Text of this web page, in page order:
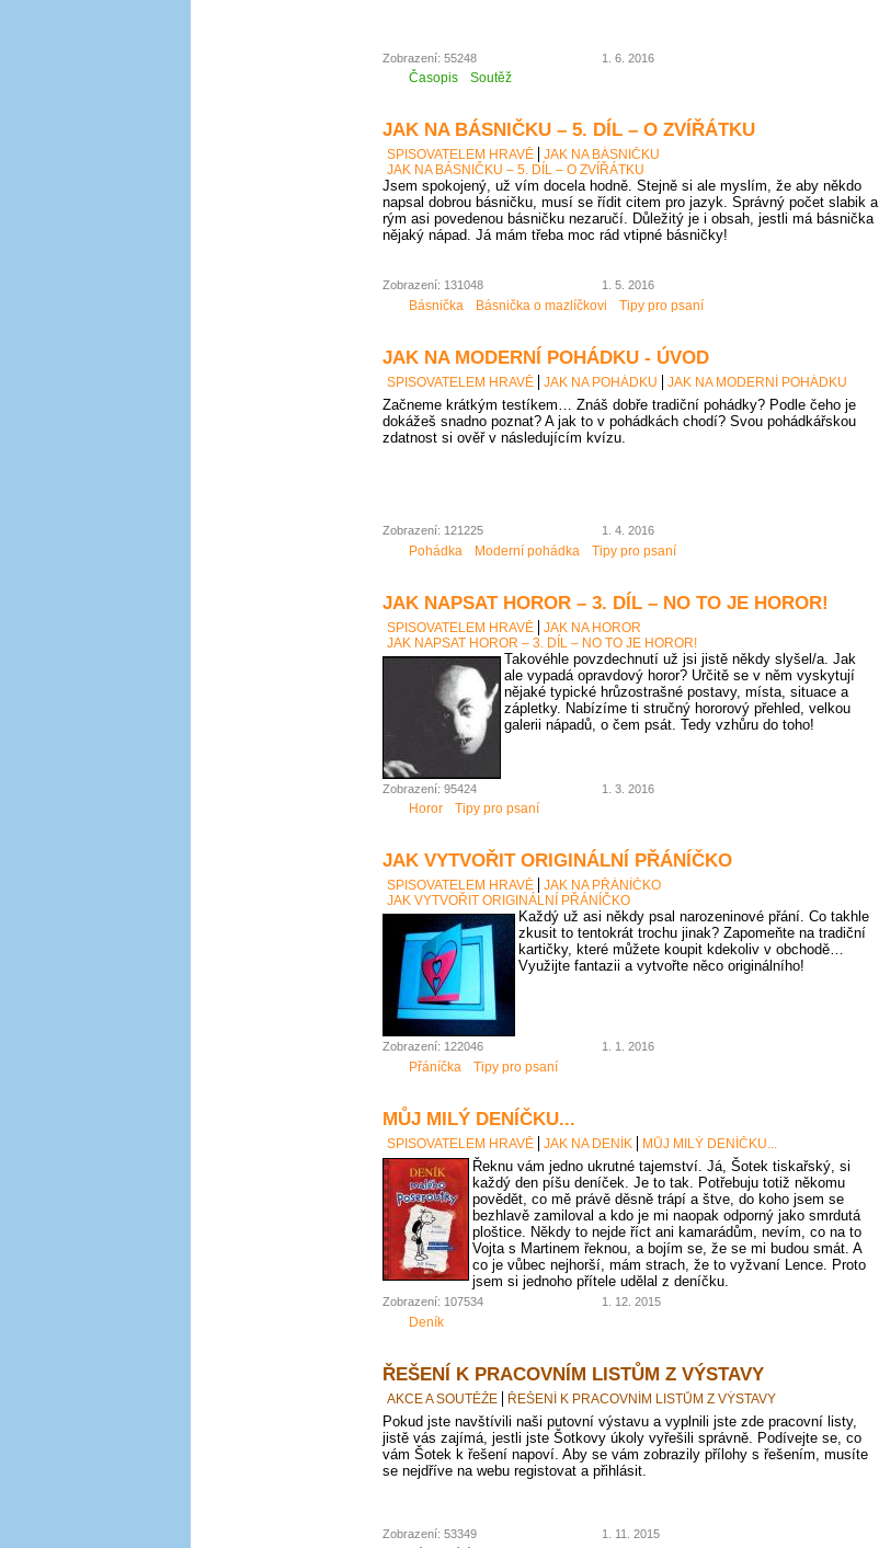
Zobrazení: 55248 1. 6. 2016
Časopis Soutěž
JAK NA BÁSNIČKU – 5. DÍL – O ZVÍŘÁTKU
SPISOVATELEM HRAVĚ
JAK NA BÁSNIČKU
JAK NA BÁSNIČKU – 5. DÍL – O ZVÍŘÁTKU
Jsem spokojený, už vím docela hodně. Stejně si ale myslím, že aby někdo
napsal dobrou básničku, musí se řídit citem pro jazyk. Správný počet slabik a
rým asi povedenou básničku nezaručí. Důležitý je i obsah, jestli má básnička
nějaký nápad. Já mám třeba moc rád vtipné básničky!
Zobrazení: 131048 1. 5. 2016
Básnička Básnička o mazlíčkovi Tipy pro psaní
JAK NA MODERNÍ POHÁDKU - ÚVOD
SPISOVATELEM HRAVĚ JAK NA POHÁDKU JAK NA MODERNÍ POHÁDKU
Začneme krátkým testíkem… Znáš dobře tradiční pohádky? Podle čeho je
dokážeš snadno poznat? A jak to v pohádkách chodí? Svou pohádkářskou
zdatnost si ověř v následujícím kvízu.
Zobrazení: 121225 1. 4. 2016
Pohádka Moderní pohádka Tipy pro psaní
JAK NAPSAT HOROR – 3. DÍL – NO TO JE HOROR!
SPISOVATELEM HRAVĚ
JAK NA HOROR
JAK NAPSAT HOROR – 3. DÍL – NO TO JE HOROR!
Takovéhle povzdechnutí už jsi jistě někdy slyšel/a. Jak
ale vypadá opravdový horor? Určitě se v něm vyskytují
nějaké typické hrůzostrašné postavy, místa, situace a
zápletky. Nabízíme ti stručný hororový přehled, velkou
galerii nápadů, o čem psát. Tedy vzhůru do toho!
Zobrazení: 95424 1. 3. 2016
Horor Tipy pro psaní
JAK VYTVOŘIT ORIGINÁLNÍ PŘÁNÍČKO
SPISOVATELEM HRAVĚ
JAK NA PŘÁNÍČKO
JAK VYTVOŘIT ORIGINÁLNÍ PŘÁNÍČKO
Každý už asi někdy psal narozeninové přání. Co takhle
zkusit to tentokrát trochu jinak? Zapomeňte na tradiční
kartičky, které můžete koupit kdekoliv v obchodě…
Využijte fantazii a vytvořte něco originálního!
Zobrazení: 122046 1. 1. 2016
Přáníčka Tipy pro psaní
MŮJ MILÝ DENÍČKU...
SPISOVATELEM HRAVĚ JAK NA DENÍK MŮJ MILÝ DENÍČKU...
Řeknu vám jedno ukrutné tajemství. Já, Šotek tiskařský, si
každý den píšu deníček. Je to tak. Potřebuju totiž někomu
povědět, co mě právě děsně trápí a štve, do koho jsem se
bezhlavě zamiloval a kdo je mi naopak odporný jako smrdutá
ploštice. Někdy to nejde říct ani kamarádům, nevím, co na to
Vojta s Martinem řeknou, a bojím se, že se mi budou smát. A
co je vůbec nejhorší, mám strach, že to vyžvaní Lence. Proto
jsem si jednoho přítele udělal z deníčku.
Zobrazení: 107534 1. 12. 2015
Deník
ŘEŠENÍ K PRACOVNÍM LISTŮM Z VÝSTAVY
AKCE A SOUTĚŽE ŘEŠENÍ K PRACOVNÍM LISTŮM Z VÝSTAVY
Pokud jste navštívili naši putovní výstavu a vyplnili jste zde pracovní listy,
jistě vás zajímá, jestli jste Šotkovy úkoly vyřešili správně. Podívejte se, co
vám Šotek k řešení napoví. Aby se vám zobrazily přílohy s řešením, musíte
se nejdříve na webu registovat a přihlásit.
Zobrazení: 53349 1. 11. 2015